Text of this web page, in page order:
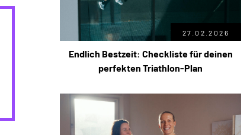
27.02.2026
Endlich Bestzeit: Checkliste für deinen
perfekten Triathlon-Plan